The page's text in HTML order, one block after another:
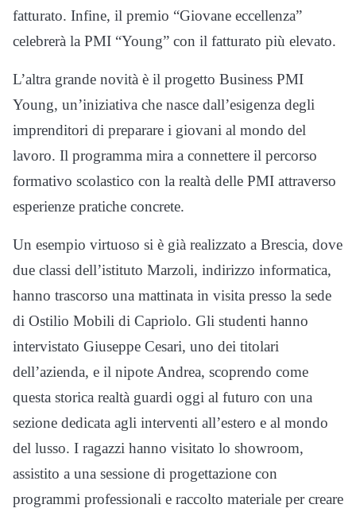
fatturato. Infine, il premio “Giovane eccellenza”
celebrerà la PMI “Young” con il fatturato più elevato.
L’altra grande novità è il progetto Business PMI
Young, un’iniziativa che nasce dall’esigenza degli
imprenditori di preparare i giovani al mondo del
lavoro. Il programma mira a connettere il percorso
formativo scolastico con la realtà delle PMI attraverso
esperienze pratiche concrete.
Un esempio virtuoso si è già realizzato a Brescia, dove
due classi dell’istituto Marzoli, indirizzo informatica,
hanno trascorso una mattinata in visita presso la sede
di Ostilio Mobili di Capriolo. Gli studenti hanno
intervistato Giuseppe Cesari, uno dei titolari
dell’azienda, e il nipote Andrea, scoprendo come
questa storica realtà guardi oggi al futuro con una
sezione dedicata agli interventi all’estero e al mondo
del lusso. I ragazzi hanno visitato lo showroom,
assistito a una sessione di progettazione con
programmi professionali e raccolto materiale per creare